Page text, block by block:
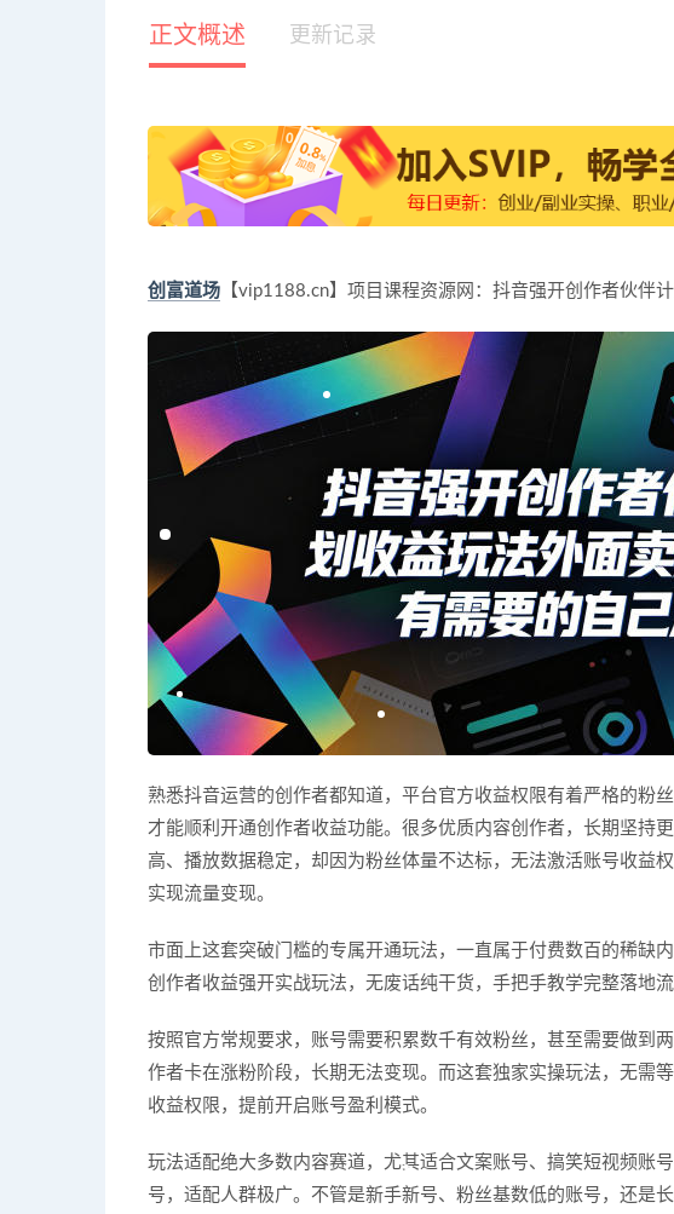
正文概述 更新记录
创富道场 【vip1188.cn】项目课程资源网：抖音强开创作者伙伴
熟悉抖音运营的创作者都知道，平台官方收益权限有着严格的粉
才能顺利开通创作者收益功能。很多优质内容创作者，长期坚持
高、播放数据稳定，却因为粉丝体量不达标，无法激活账号收益
实现流量变现。
市面上这套突破门槛的专属开通玩法，一直属于付费数百的稀缺
创作者收益强开实战玩法，无废话纯干货，手把手教学完整落地
按照官方常规要求，账号需要积累数千有效粉丝，甚至需要做到
作者卡在涨粉阶段，长期无法变现。而这套独家实操玩法，无需
收益权限，提前开启账号盈利模式。
玩法适配绝大多数内容赛道，尤其适合文案账号、搞笑短视频账
号，适配人群极广。不管是新手新号、粉丝基数低的账号，还是